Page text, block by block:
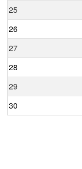
25
26
27
28
29
30